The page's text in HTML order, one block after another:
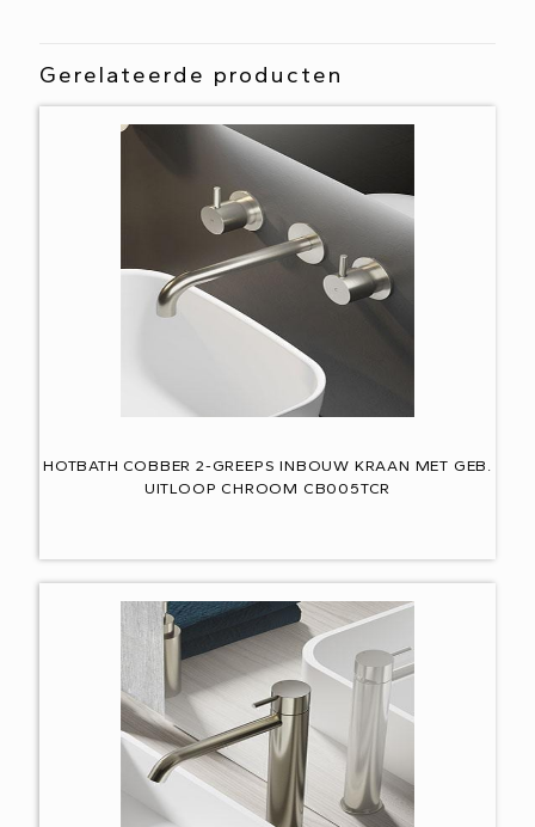
Gerelateerde producten
HOTBATH COBBER 2-GREEPS INBOUW KRAAN MET GEB.
UITLOOP CHROOM CB005TCR